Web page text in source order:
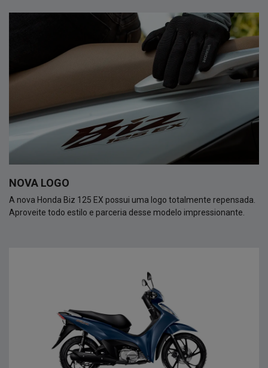
NOVA LOGO
A nova Honda Biz 125 EX possui uma logo totalmente repensada.
Aproveite todo estilo e parceria desse modelo impressionante.